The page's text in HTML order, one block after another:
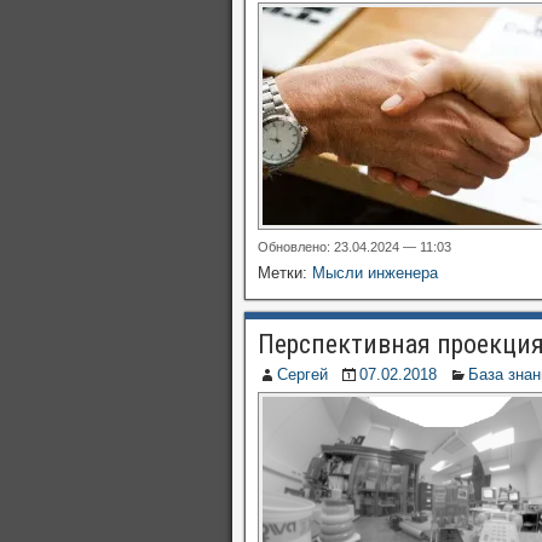
Обновлено: 23.04.2024 — 11:03
Метки: Мысли инженера
Перспективная
Сергей 07.02.2018 База